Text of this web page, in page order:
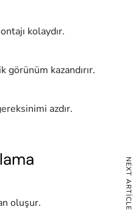
kolaydır.
kazandırır.
azdır.
oluşur. NEXT ARTICLE